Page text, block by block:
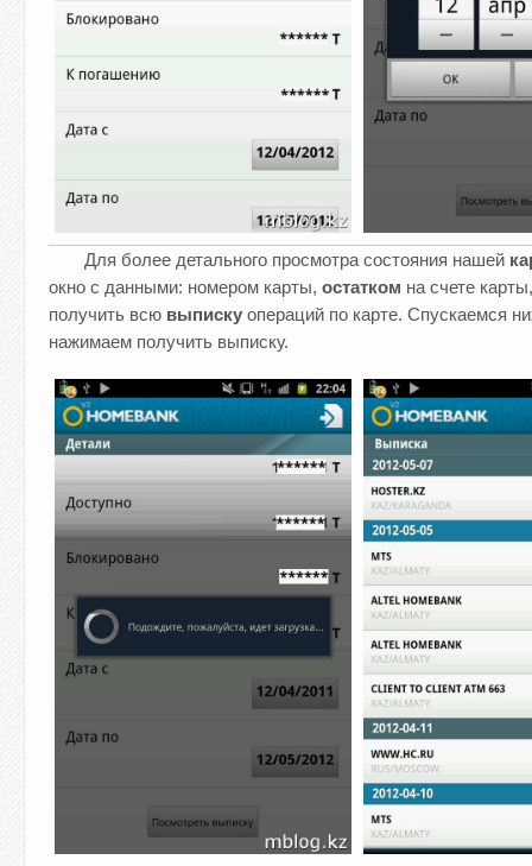
Для более детального просмотра состояния нашей
окно с данными: номером карты, остатком на счете
получить всю выписку операций по карте. Спускаемся
нажимаем получить выписку.